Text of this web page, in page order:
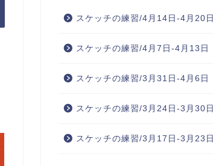
スケッチの練習/4月14日-4月20日
スケッチの練習/4月7日-4月13日
スケッチの練習/3月31日-4月6日
スケッチの練習/3月24日-3月30日
スケッチの練習/3月17日-3月23日